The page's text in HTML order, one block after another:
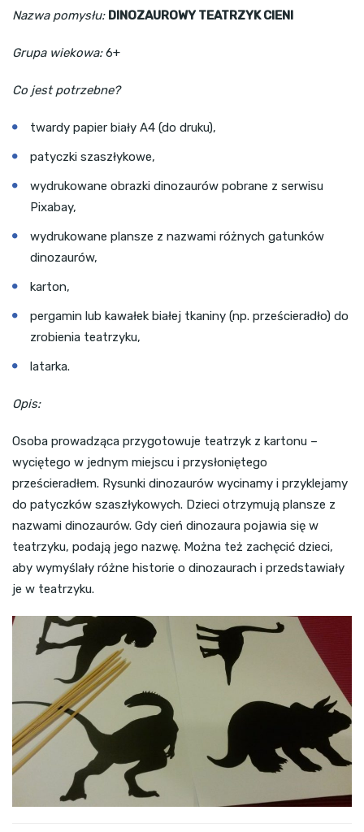
Nazwa pomysłu: DINOZAUROWY TEATRZYK CIENI
Grupa wiekowa:6+
Co jest potrzebne?
twardy papier biały A4 (do druku),
patyczki szaszłykowe,
wydrukowane obrazki dinozaurów pobrane z serwisu
Pixabay,
wydrukowane plansze z nazwami różnych gatunków
dinozaurów,
karton,
pergamin lub kawałek białej tkaniny (np. prześcieradło) do
zrobienia teatrzyku,
latarka.
Opis:
Osoba prowadząca przygotowuje teatrzyk z kartonu –
wyciętego w jednym miejscu i przysłoniętego
prześcieradłem. Rysunki dinozaurów wycinamy i przyklejamy
do patyczków szaszłykowych. Dzieci otrzymują plansze z
nazwami dinozaurów. Gdy cień dinozaura pojawia się w
teatrzyku, podają jego nazwę. Można też zachęcić dzieci,
aby wymyślały różne historie o dinozaurach i przedstawiały
je w teatrzyku.